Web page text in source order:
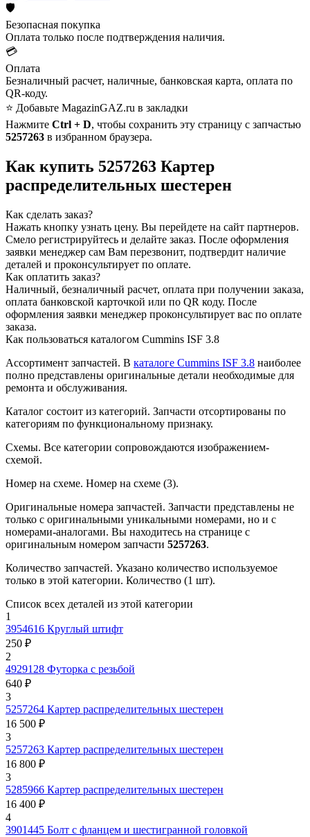
🛡️
Безопасная покупка
Оплата только после подтверждения наличия.
💳
Оплата
Безналичный расчет, наличные, банковская карта, оплата по
QR-коду.
⭐ Добавьте MagazinGAZ.ru в закладки
Нажмите Ctrl + D, чтобы сохранить эту страницу с запчастью
5257263 в избранном браузера.
Как купить 5257263 Картер
распределительных шестерен
Как сделать заказ?
Нажать кнопку узнать цену. Вы перейдете на сайт партнеров.
Смело регистрируйтесь и делайте заказ. После оформления
заявки менеджер сам Вам перезвонит, подтвердит наличие
деталей и проконсультирует по оплате.
Как оплатить заказ?
Наличный, безналичный расчет, оплата при получении заказа,
оплата банковской карточкой или по QR коду. После
оформления заявки менеджер проконсультирует вас по оплате
заказа.
Как пользоваться каталогом Cummins ISF 3.8
Ассортимент запчастей. В каталоге Cummins ISF 3.8 наиболее
полно представлены оригинальные детали необходимые для
ремонта и обслуживания.
Каталог состоит из категорий. Запчасти отсортированы по
категориям по функциональному признаку.
Схемы. Все категории сопровождаются изображением-
схемой.
Номер на схеме. Номер на схеме (3).
Оригинальные номера запчастей. Запчасти представлены не
только с оригинальными уникальными номерами, но и с
номерами-аналогами. Вы находитесь на странице с
оригинальным номером запчасти 5257263.
Количество запчастей. Указано количество используемое
только в этой категории. Количество (1 шт).
Список всех деталей из этой категории
1
3954616 Круглый штифт
250 ₽
2
4929128 Футорка с резьбой
640 ₽
3
5257264 Картер распределительных шестерен
16 500 ₽
3
5257263 Картер распределительных шестерен
16 800 ₽
3
5285966 Картер распределительных шестерен
16 400 ₽
4
3901445 Болт с фланцем и шестигранной головкой